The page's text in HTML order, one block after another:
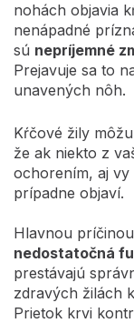
nohách objavia
nenápadné
sú nepríjemné
Prejavuje sa to
unavených nôh.
Kŕčové žily
že ak niekto z
ochorením, aj vy
prípadne objaví.
Hlavnou
nedostatočná
prestávajú
zdravých žilách
Prietok krvi